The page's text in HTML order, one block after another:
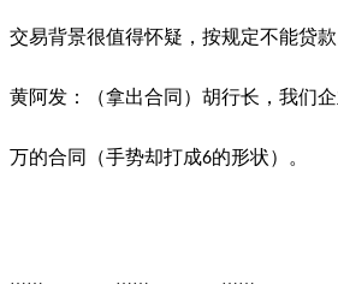
交易背景很值得怀疑，按规定不能贷款
黄阿发：（拿出合同）胡行长，我们
万的合同（手势却打成6的形状）。